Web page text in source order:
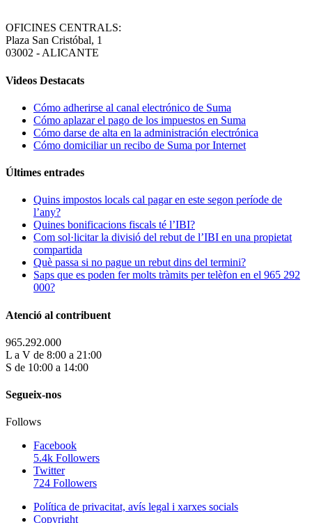
OFICINES CENTRALS:
Plaza San Cristóbal, 1
03002 - ALICANTE
Videos Destacats
Cómo adherirse al canal electrónico de Suma
Cómo aplazar el pago de los impuestos en Suma
Cómo darse de alta en la administración electrónica
Cómo domiciliar un recibo de Suma por Internet
Últimes entrades
Quins impostos locals cal pagar en este segon període de
l’any?
Quines bonificacions fiscals té l’IBI?
Com sol·licitar la divisió del rebut de l’IBI en una propietat
compartida
Què passa si no pague un rebut dins del termini?
Saps que es poden fer molts tràmits per telèfon en el 965 292
000?
Atenció al contribuent
965.292.000
L a V de 8:00 a 21:00
S de 10:00 a 14:00
Segueix-nos
Follows
Facebook
5.4k Followers
Twitter
724 Followers
Política de privacitat, avís legal i xarxes socials
Copyright